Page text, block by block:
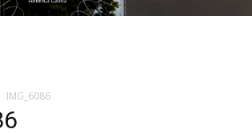
IMG_6086